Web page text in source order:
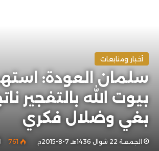
أخبار ومتابعات
سلمان العودة:
بيوت الله بالتفجير
بغي وضلال فكري
الجمعة 22 شوال 1436هـ 7-8-2015م 761